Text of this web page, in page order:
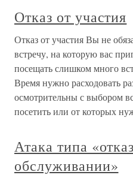
Отказ от участия
Отказ от участия Вы не
встречу, на которую вас
посещать слишком много
Время нужно расходовать
осмотрительны с выбором
посетить или от которых
Атака типа
обслуживании»